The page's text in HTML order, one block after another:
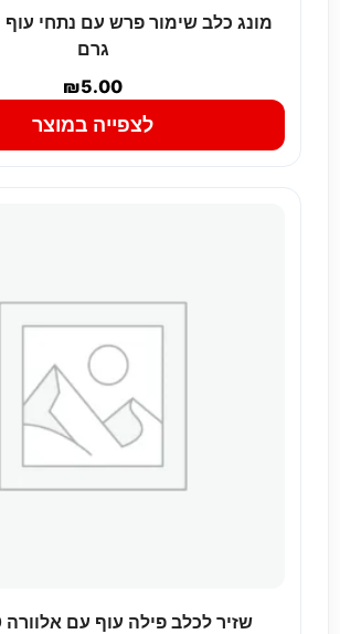
גרם
₪5.00
לצפייה במוצר
שזיר לכלב פילה עוף עם אלוורה 150 גרם